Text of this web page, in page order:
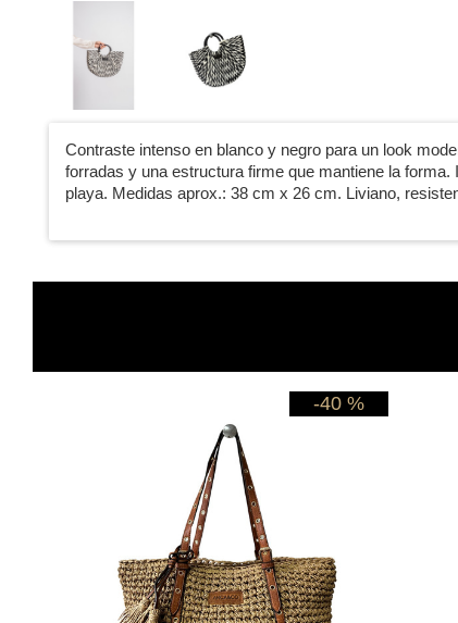
Contraste intenso en blanco y negro para un look
forradas y una estructura firme que mantiene la
playa. Medidas aprox.: 38 cm x 26 cm. Liviano,
-40 %